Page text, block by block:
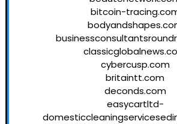
bitcoin-
cybercusp.com
britaintt.com
deconds.com
easycartltd-